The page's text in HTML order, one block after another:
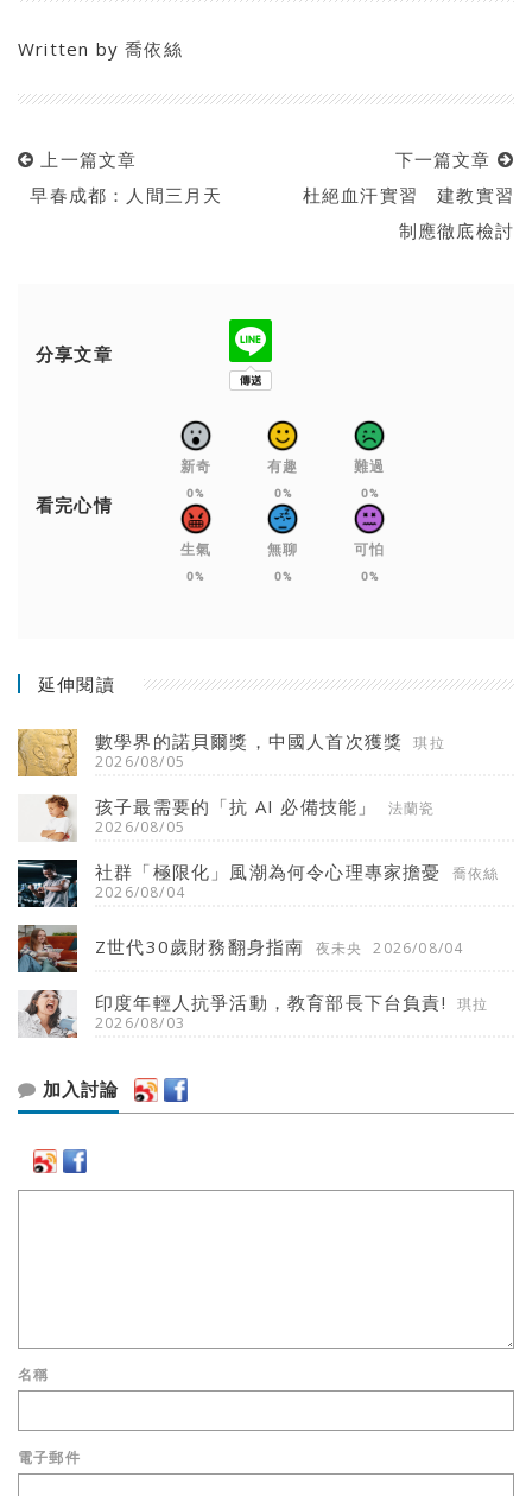
Written by喬依絲
上一篇文章
早春成都：人間三月天
下一篇文章
杜絕血汗實習 建教實習
制應徹底檢討
分享文章
看完心情
新奇
0%
有趣
0%
難過
0%
生氣
0%
無聊
0%
可怕
0%
延伸閱讀
數學界的諾貝爾獎，中國人首次獲獎
琪拉
2026/08/05
孩子最需要的「抗 AI 必備技能」
法蘭瓷
2026/08/05
社群「極限化」風潮為何令心理專家擔憂
喬依絲
2026/08/04
Z世代30歲財務翻身指南 夜未央 2026/08/04
印度年輕人抗爭活動，教育部長下台負責!
琪拉
2026/08/03
加入討論
名稱
電子郵件